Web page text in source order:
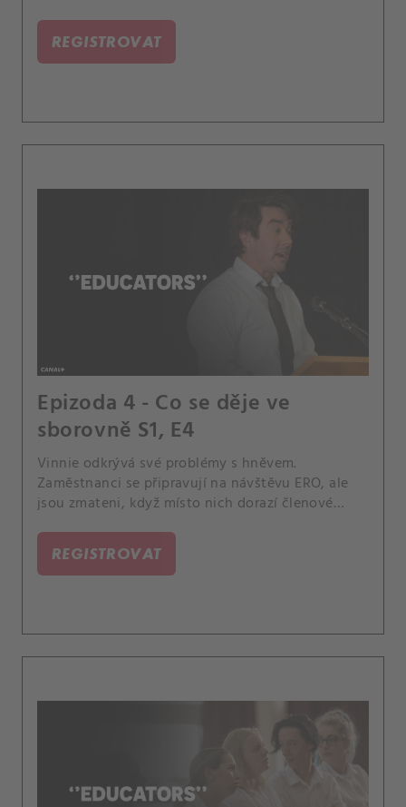
REGISTROVAT
Epizoda 4 - Co se děje ve
sborovně S1, E4
Vinnie odkrývá své problémy s hněvem.
Zaměstnanci se připravují na návštěvu ERO, ale
jsou zmateni, když místo nich dorazí členové
REGISTROVAT